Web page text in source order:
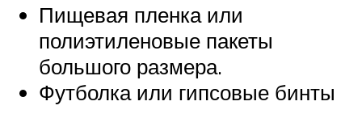
Пищевая пленка или
полиэтиленовые пакеты
большого размера.
Футболка или гипсовые бинты